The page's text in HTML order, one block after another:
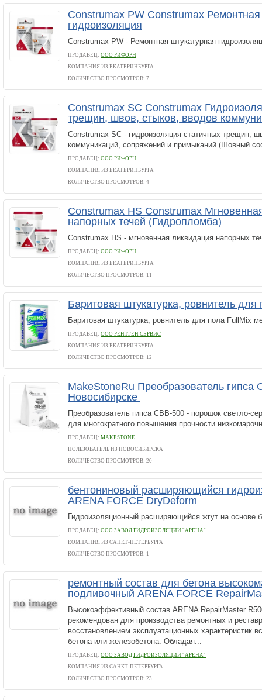
Construmax PW Construmax Ремонтная
гидроизоляция
Construmax PW - Ремонтная штукатурная
ПРОДАВЕЦ: ООО РИФОРН
КОМПАНИЯ ИЗ ЕКАТЕРИНБУРГА
КОЛИЧЕСТВО ПРОСМОТРОВ: 7
Construmax SC Construmax
трещин, швов, стыков, вводов
Construmax SC - гидроизоляция статичных трещин,
коммуникаций, сопряжений и примыканий (Шовный
ПРОДАВЕЦ: ООО РИФОРН
КОМПАНИЯ ИЗ ЕКАТЕРИНБУРГА
КОЛИЧЕСТВО ПРОСМОТРОВ: 4
Construmax HS Construmax
напорных течей (Гидропломба)
Construmax HS - мгновенная ликвидация напорных
ПРОДАВЕЦ: ООО РИФОРН
КОМПАНИЯ ИЗ ЕКАТЕРИНБУРГА
КОЛИЧЕСТВО ПРОСМОТРОВ: 11
Баритовая штукатурка, ровнитель для
Баритовая штукатурка, ровнитель для пола FullMix
ПРОДАВЕЦ: ООО РЕНТГЕН СЕРВИС
КОМПАНИЯ ИЗ ЕКАТЕРИНБУРГА
КОЛИЧЕСТВО ПРОСМОТРОВ: 12
MakeStoneRu Преобразователь гипса
Новосибирске
Преобразователь гипса СВВ-500 - порошок светло-
для многократного повышения прочности
ПРОДАВЕЦ: MAKESTONE
ПОЛЬЗОВАТЕЛЬ ИЗ НОВОСИБИРСКА
КОЛИЧЕСТВО ПРОСМОТРОВ: 20
бентониновый расширяющийся
ARENA FORCE DryDeform
Гидроизоляционный расширяющийся жгут на основе
ПРОДАВЕЦ: ООО ЗАВОД ГИДРОИЗОЛЯЦИИ "АРЕНА"
КОМПАНИЯ ИЗ САНКТ-ПЕТЕРБУРГА
КОЛИЧЕСТВО ПРОСМОТРОВ: 1
ремонтный состав для бетона
подливочный ARENA FORCE
Высокоэффективный состав ARENA RepairMaster
рекомендован для производства ремонтных и
восстановлением эксплуатационных характеристик
бетона или железобетона. Обладая...
ПРОДАВЕЦ: ООО ЗАВОД ГИДРОИЗОЛЯЦИИ "АРЕНА"
КОМПАНИЯ ИЗ САНКТ-ПЕТЕРБУРГА
КОЛИЧЕСТВО ПРОСМОТРОВ: 23